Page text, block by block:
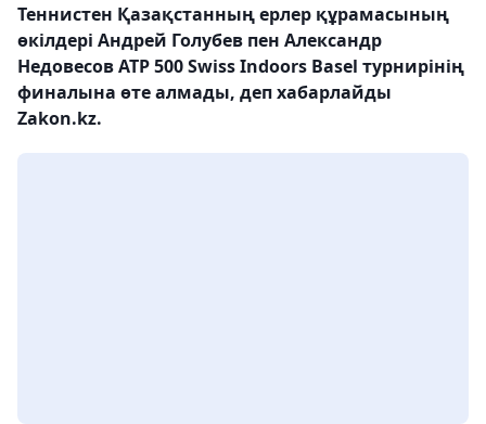
Теннистен Қазақстанның ерлер құрамасының
өкілдері Андрей Голубев пен Александр
Недовесов АТР 500 Swiss Indoors Basel турнирінің
финалына өте алмады, деп хабарлайды
Zakon.kz.